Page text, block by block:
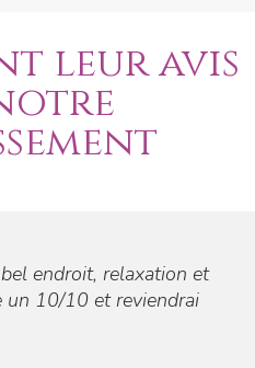
leur avis
endroit, relaxation et
un 10/10 et reviendrai